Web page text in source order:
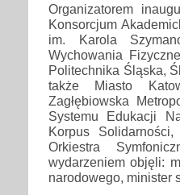
Organizatorem
Konsorcjum
im. Karola
Wychowania
Politechnika Śląska,
także Miasto
Zagłębiowska
Systemu Edukacji
Korpus
Orkiestra
wydarzeniem objęli:
narodowego, minister